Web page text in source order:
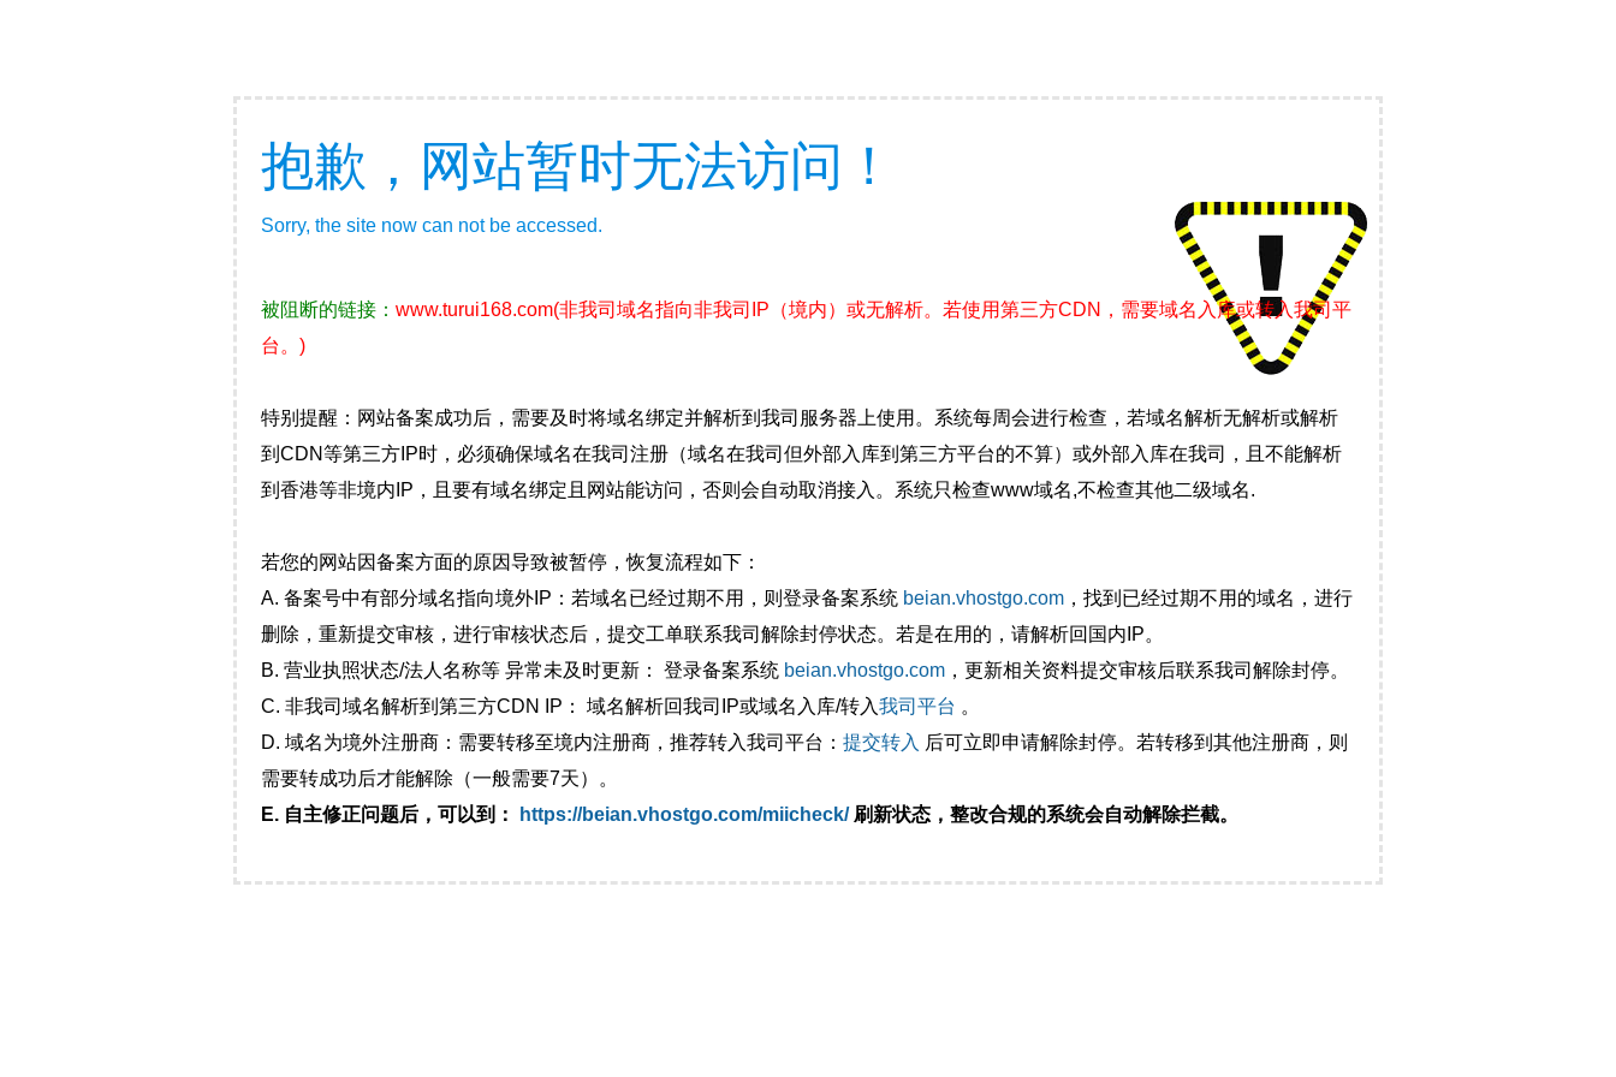
抱歉，网站暂时无法访问！
Sorry, the site now can not be accessed.
被阻断的链接： www.turui168.com(非我司域名指向非我司IP（境内）或无解析。若使用第三方CDN，需要域名入库或转入我司平
台。)
特别提醒：网站备案成功后，需要及时将域名绑定并解析到我司服务器上使用。系统每周会进行检查，若域名解析无解析或解析
到CDN等第三方IP时，必须确保域名在我司注册（域名在我司但外部入库到第三方平台的不算）或外部入库在我司，且不能解析
到香港等非境内IP，且要有域名绑定且网站能访问，否则会自动取消接入。系统只检查www域名,不检查其他二级域名.
若您的网站因备案方面的原因导致被暂停，恢复流程如下：
A. 备案号中有部分域名指向境外IP：若域名已经过期不用，则登录备案系统 beian.vhostgo.com ，找到已经过期不用的域名，进行
删除，重新提交审核，进行审核状态后，提交工单联系我司解除封停状态。若是在用的，请解析回国内IP。
B. 营业执照状态/法人名称等 异常未及时更新： 登录备案系统 beian.vhostgo.com ，更新相关资料提交审核后联系我司解除封停。
C. 非我司域名解析到第三方CDN IP： 域名解析回我司IP或域名入库/转入我司平台 。
D. 域名为境外注册商：需要转移至境内注册商，推荐转入我司平台： 提交转入 后可立即申请解除封停。若转移到其他注册商，则
需要转成功后才能解除（一般需要7天）。
E. 自主修正问题后，可以到：
https://beian.vhostgo.com/miicheck/刷新状态，整改合规的系统会自动解除拦截。